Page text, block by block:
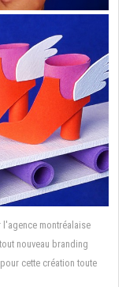
montréalaise
nouveau branding
cette création toute